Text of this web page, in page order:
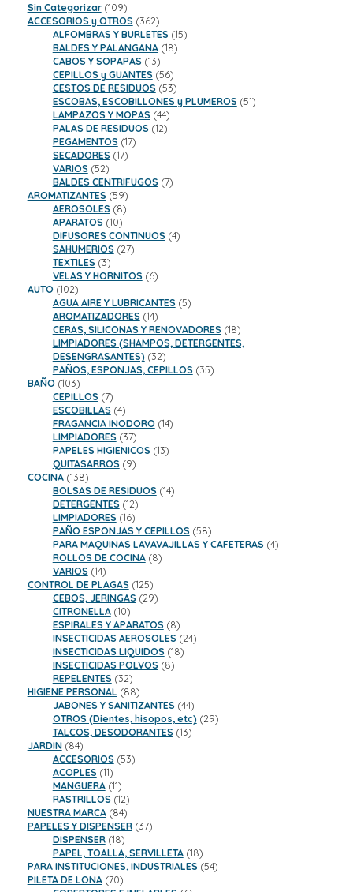
Sin Categorizar 109109
productos
ACCESORIOS y OTROS 362362
productos
ALFOMBRAS Y BURLETES 1515
BALDES Y PALANGANA 1818
CABOS Y SOPAPAS 1313
productos
CEPILLOS y GUANTES 5656
productos
CESTOS DE RESIDUOS 5353
productos
ESCOBAS, ESCOBILLONES y PLUMEROS 5151
LAMPAZOS Y MOPAS 4444
productos
PALAS DE RESIDUOS 1212
PEGAMENTOS 1717
SECADORES 1717
VARIOS 5252
productos
BALDES CENTRIFUGOS 77
AROMATIZANTES 5959
productos
AEROSOLES 88
productos
APARATOS 1010
productos
DIFUSORES CONTINUOS 44
SAHUMERIOS 2727
TEXTILES 33
productos
VELAS Y HORNITOS 66
AUTO 102102
productos
AGUA AIRE Y LUBRICANTES 55
AROMATIZADORES 1414
productos
CERAS, SILICONAS Y RENOVADORES 1818
productos
LIMPIADORES (SHAMPOS, DETERGENTES,
DESENGRASANTES) 3232
productos
PAÑOS, ESPONJAS, CEPILLOS 3535
BAÑO 103103
productos
CEPILLOS 77
productos
ESCOBILLAS 44
productos
FRAGANCIA INODORO 1414
LIMPIADORES 3737
productos
PAPELES HIGIENICOS 1313
QUITASARROS 99
COCINA 138138
productos
BOLSAS DE RESIDUOS 1414
DETERGENTES 1212
productos
LIMPIADORES 1616
productos
PAÑO ESPONJAS Y CEPILLOS 5858
productos
PARA MAQUINAS LAVAVAJILLAS Y CAFETERAS 44
ROLLOS DE COCINA 88
VARIOS 1414
productos
CONTROL DE PLAGAS 125125
productos
CEBOS, JERINGAS 2929
CITRONELLA 1010
productos
ESPIRALES Y APARATOS 88
productos
INSECTICIDAS AEROSOLES 2424
INSECTICIDAS LIQUIDOS 1818
INSECTICIDAS POLVOS 88
REPELENTES 3232
productos
HIGIENE PERSONAL 8888
productos
JABONES Y SANITIZANTES 4444
productos
OTROS (Dientes, hisopos, etc) 2929
TALCOS, DESODORANTES 1313
JARDIN 8484
productos
ACCESORIOS 5353
ACOPLES 1111
productos
MANGUERA 1111
productos
RASTRILLOS 1212
productos
NUESTRA MARCA 8484
productos
PAPELES Y DISPENSER 3737
DISPENSER 1818
productos
PAPEL, TOALLA, SERVILLETA 1818
productos
PARA INSTITUCIONES, INDUSTRIALES 5454
PILETA DE LONA 7070